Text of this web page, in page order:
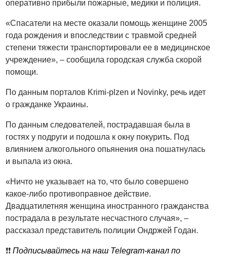
оперативно прибыли пожарные, медики и полиция.
«Спасатели на месте оказали помощь женщине 2005
года рождения и впоследствии с травмой средней
степени тяжести транспортировали ее в медицинское
учреждение», – сообщила городская служба скорой
помощи.
По данным порталов Krimi-plzen и Novinky, речь идет
о гражданке Украины.
По данным следователей, пострадавшая была в
гостях у подруги и подошла к окну покурить. Под
влиянием алкогольного опьянения она пошатнулась
и выпала из окна.
«Ничто не указывает на то, что было совершено
какое-либо противоправное действие.
Двадцатилетняя женщина иностранного гражданства
пострадала в результате несчастного случая», –
рассказал представитель полиции Ондржей Годан.
❗️❗️Подписывайтесь на наш Telegram-канал по